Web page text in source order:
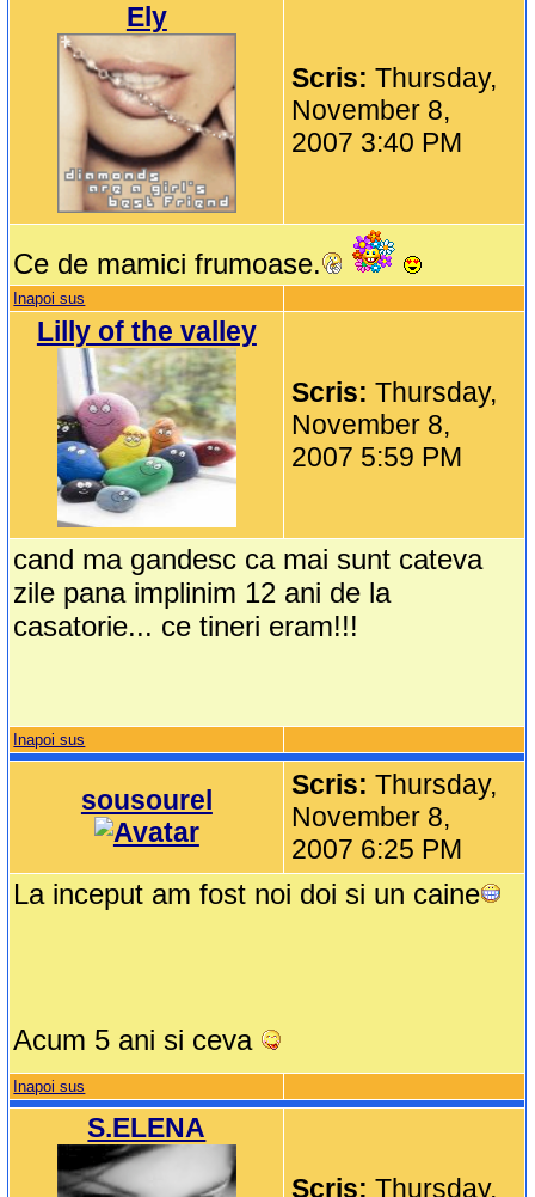
Ely
Scris:Thursday,
November 8,
2007 3:40 PM
Ce de mamici frumoase.
Inapoi sus
Lilly of the valley
Scris:Thursday,
November 8,
2007 5:59 PM
cand ma gandesc ca mai sunt cateva
zile pana implinim 12 ani de la
casatorie... ce tineri eram!!!
Inapoi sus
sousourel Scris:Thursday,
November 8,
2007 6:25 PM
La inceput am fost noi doi si un caine
Acum 5 ani si ceva
Inapoi sus
S.ELENA
Scris:Thursday,